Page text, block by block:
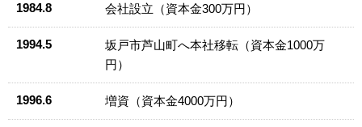
1984.8 会社設立（資本金300万円）
1994.5
坂戸市芦山町へ本社移転（資本金1000万
円）
1996.6 増資（資本金4000万円）